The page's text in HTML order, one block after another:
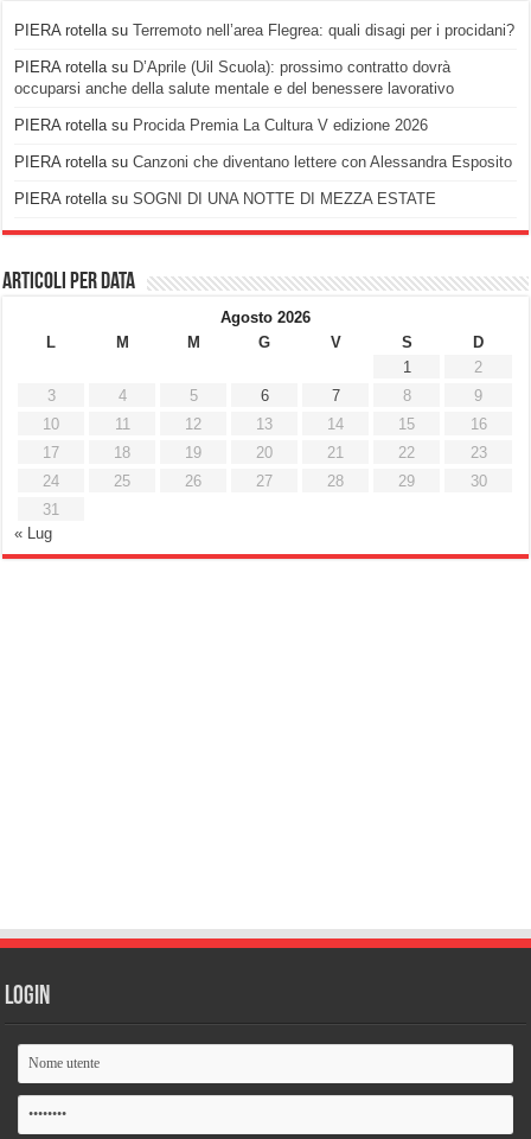
PIERA rotella suTerremoto nell’area Flegrea: quali disagi per i procidani?
PIERA rotella su D’Aprile (Uil Scuola): prossimo contratto dovrà
occuparsi anche della salute mentale e del benessere lavorativo
PIERA rotella su Procida Premia La Cultura V edizione 2026
PIERA rotella suCanzoni che diventano lettere con Alessandra Esposito
PIERA rotella suSOGNI DI UNA NOTTE DI MEZZA ESTATE
Articoli per data
Agosto 2026
L
M M G V S
D
1
2
3
4 5 6 7 8
9
10
11 12 13 14 15
16
17
18 19 20 21 22
23
24
25 26 27 28 29
30
31
« Lug
Login